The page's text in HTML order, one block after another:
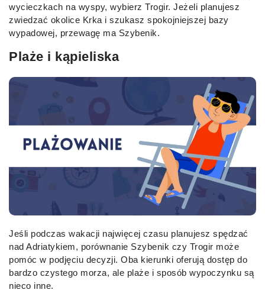
wycieczkach na wyspy, wybierz Trogir. Jeżeli planujesz
zwiedzać okolice Krka i szukasz spokojniejszej bazy
wypadowej, przewagę ma Szybenik.
Plaże i kąpieliska
Jeśli podczas wakacji najwięcej czasu planujesz spędzać
nad Adriatykiem, porównanie Szybenik czy Trogir może
pomóc w podjęciu decyzji. Oba kierunki oferują dostęp do
bardzo czystego morza, ale plaże i sposób wypoczynku są
nieco inne.